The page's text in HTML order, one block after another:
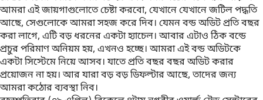
আমরা এই জায়গাগুলোতে চেষ্টা করবো, যেখানে যেখানে জটিল পদ্ধতি
আছে, সেগুলোকে আমরা সহজ করে দিব। যেমন বন্ড অডিট প্রতি বছর
করা লাগে, এটি বড় ধরনের একটা হ্যাচেল। আবার এটাও ঠিক বন্ডে
প্রচুর পরিমাণ অনিয়ম হয়, এখনও হচ্ছে। আমরা এই বন্ড অডিটকে
একটা সিস্টেমে নিয়ে আসব। যাতে প্রতি বছর বছর অডিট করার
প্রয়োজন না হয়। আর যারা বড় বড় ডিফল্টার আছে, তাদের জন্য
আমরা কঠোর ব্যবস্থা নিব।